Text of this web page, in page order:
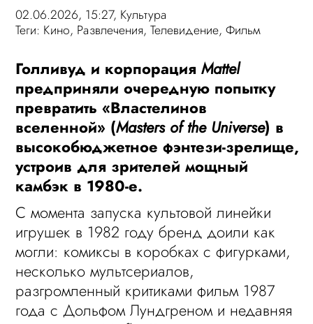
02.06.2026, 15:27, Культура
Теги: Кино, Развлечения,Телевидение,Фильм
Голливуд и корпорацияMattel
предприняли очередную попытку
превратить «Властелинов
вселенной» (Masters of the Universe) в
высокобюджетное фэнтези-зрелище,
устроив для зрителей мощный
камбэк в 1980-е.
С момента запуска культовой линейки
игрушек в 1982 году бренд доили как
могли: комиксы в коробках с фигурками,
несколько мультсериалов,
разгромленный критиками фильм 1987
года с Дольфом Лундгреном и недавняя